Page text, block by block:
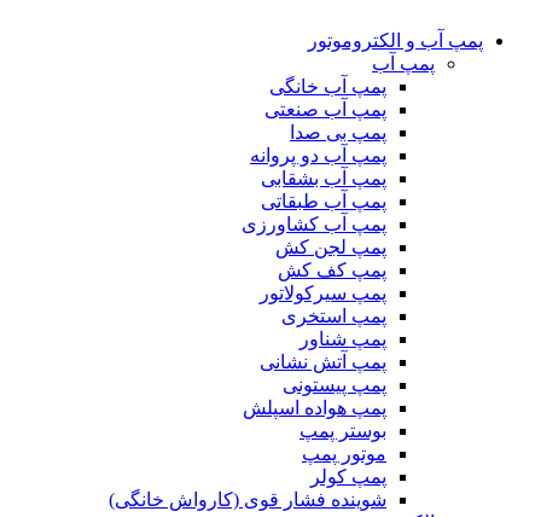
پمپ آب و الکتروموتور
پمپ آب
پمپ آب خانگی
پمپ آب صنعتی
پمپ بی صدا
پمپ آب دو پروانه
پمپ آب بشقابی
پمپ آب طبقاتی
پمپ آب کشاورزی
پمپ لجن کش
پمپ کف کش
پمپ سیرکولاتور
پمپ استخری
پمپ شناور
پمپ آتش نشانی
پمپ پیستونی
پمپ هواده اسپلش
بوستر پمپ
موتور پمپ
پمپ کولر
شوینده فشار قوی (کارواش خانگی)